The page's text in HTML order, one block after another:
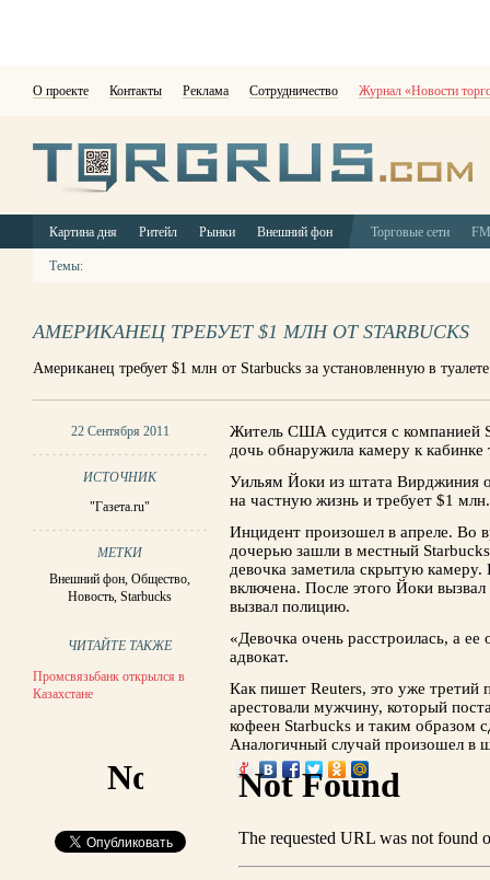
О проекте Контакты Реклама Сотрудничество Журнал «Новости
Картина дня Ритейл Рынки Внешний фон Торговые сети
Темы:
АМЕРИКАНЕЦ ТРЕБУЕТ $1 МЛН ОТ STARBUCKS
Американец требует $1 млн от Starbucks за установленную в
22 Сентября 2011
ИСТОЧНИК
"Газета.ru"
МЕТКИ
Внешний фон,Общество,
Новость,Starbucks
ЧИТАЙТЕ ТАКЖЕ
Промсвязьбанк открылся в
Казахстане
Житель США судится с компанией
дочь обнаружила камеру к кабинке
Уильям Йоки из штата Вирджиния
на частную жизнь и требует $1 млн.
Инцидент произошел в апреле. Во
дочерью зашли в местный
девочка заметила скрытую
включена. После этого Йоки
вызвал полицию.
«Девочка очень расстроилась, а
адвокат.
Как пишет Reuters, это уже третий
арестовали мужчину, который
кофеен Starbucks и таким образом
Аналогичный случай произошел в